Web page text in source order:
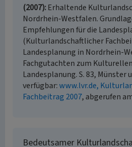
(2007) Erhaltende
Nordrhein-Westfalen.
Empfehlungen für die
(Kulturlandschaftlicher
Landesplanung in Nordrhein-
Fachgutachten zum
Landesplanung. S. 83, Münster
verfügbar:www.lvr.de,
Fachbeitrag 2007, abgerufen
Bedeutsamer